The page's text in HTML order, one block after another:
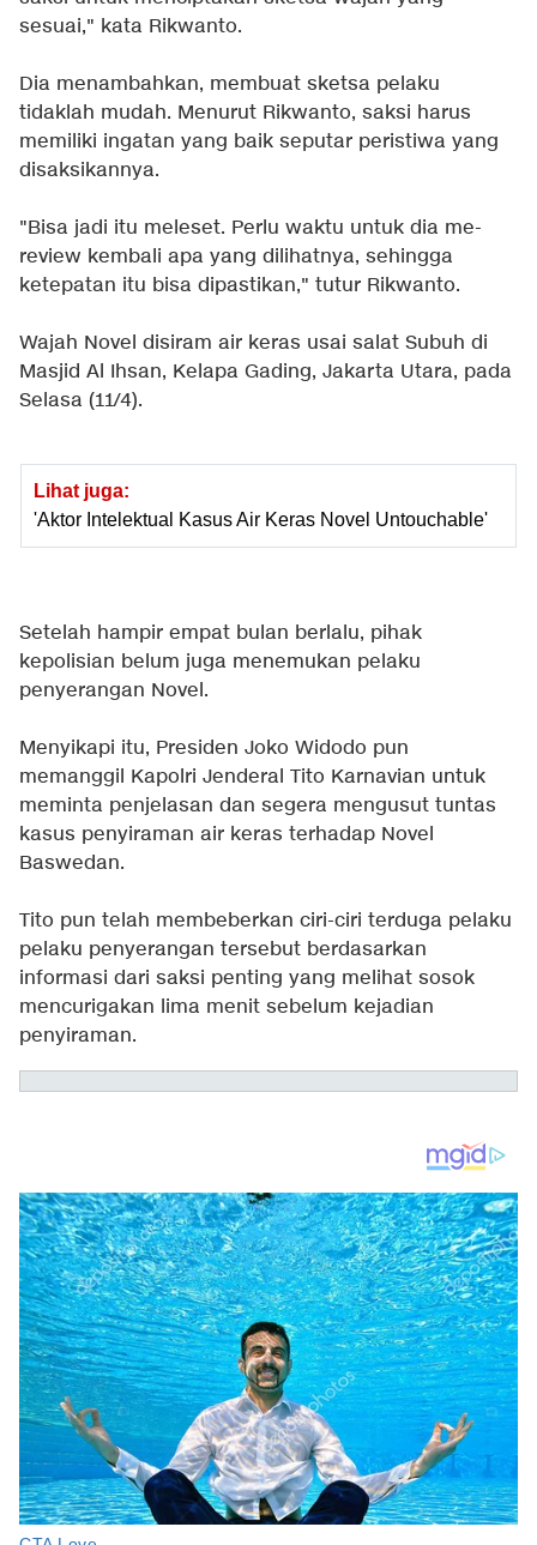
sesuai," kata Rikwanto.
Dia menambahkan, membuat sketsa pelaku
tidaklah mudah. Menurut Rikwanto, saksi harus
memiliki ingatan yang baik seputar peristiwa yang
disaksikannya.
"Bisa jadi itu meleset. Perlu waktu untuk dia me-
review kembali apa yang dilihatnya, sehingga
ketepatan itu bisa dipastikan," tutur Rikwanto.
Wajah Novel disiram air keras usai salat Subuh di
Masjid Al Ihsan, Kelapa Gading, Jakarta Utara, pada
Selasa (11/4).
Lihat juga:
'Aktor Intelektual Kasus Air Keras Novel Untouchable'
Setelah hampir empat bulan berlalu, pihak
kepolisian belum juga menemukan pelaku
penyerangan Novel.
Menyikapi itu, Presiden Joko Widodo pun
memanggil Kapolri Jenderal Tito Karnavian untuk
meminta penjelasan dan segera mengusut tuntas
kasus penyiraman air keras terhadap Novel
Baswedan.
Tito pun telah membeberkan ciri-ciri terduga pelaku
pelaku penyerangan tersebut berdasarkan
informasi dari saksi penting yang melihat sosok
mencurigakan lima menit sebelum kejadian
penyiraman.